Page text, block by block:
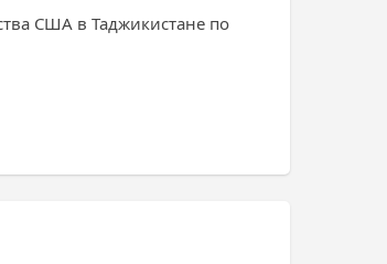
США в Таджикистане по